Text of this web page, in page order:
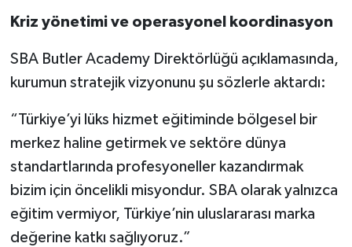
Kriz yönetimi ve operasyonel koordinasyon
SBA Butler Academy Direktörlüğü açıklamasında,
kurumun stratejik vizyonunu şu sözlerle aktardı:
“Türkiye’yi lüks hizmet eğitiminde bölgesel bir
merkez haline getirmek ve sektöre dünya
standartlarında profesyoneller kazandırmak
bizim için öncelikli misyondur. SBA olarak yalnızca
eğitim vermiyor, Türkiye’nin uluslararası marka
değerine katkı sağlıyoruz.”